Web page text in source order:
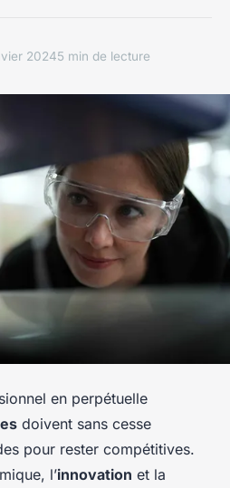
20245 min de lecture
en perpétuelle
doivent sans cesse
pour rester compétitives.
l’innovation et la